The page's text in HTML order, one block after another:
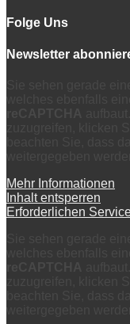
Folge Uns
Newsletter
Mehr Informationen
Inhalt entsperren
Erforderlichen